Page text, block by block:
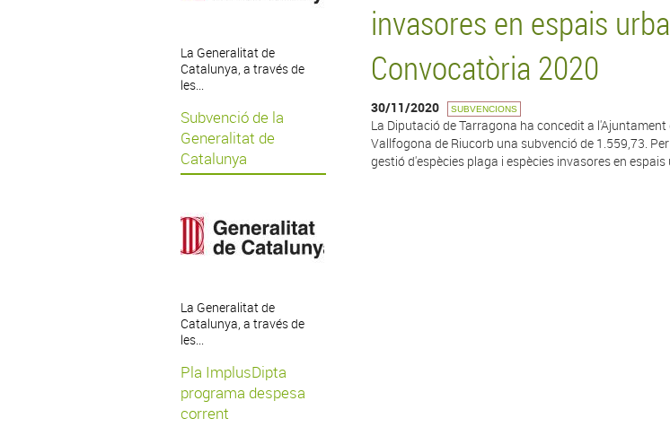
La Generalitat de
Catalunya, a través de
les...
Subvenció de la
Generalitat de
Catalunya
La Generalitat de
Catalunya, a través de
les...
Pla ImplusDipta
programa despesa
corrent
invasores en espais
Convocatòria 2020
30/11/2020 SUBVENCIONS
La Diputació de Tarragona ha concedit a l'Ajuntament
Vallfogona de Riucorb una subvenció de 1.559,73.
gestió d'espècies plaga i espècies invasores en